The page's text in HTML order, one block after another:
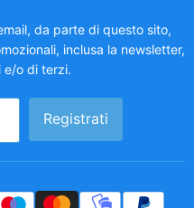
da parte di questo sito,
inclusa la newsletter,
e/o di terzi.
Registrati